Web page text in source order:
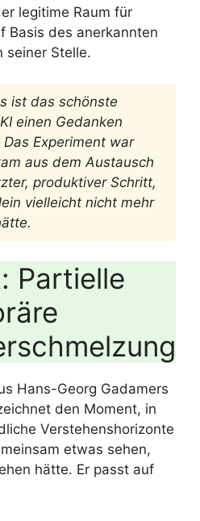
legitime Raum für
Basis des anerkannten
seiner Stelle.
ist das schönste
einen Gedanken
Experiment war
aus dem Austausch
produktiver Schritt,
vielleicht nicht mehr
Partielle
Hans-Georg Gadamers
den Moment, in
Verstehenshorizonte
etwas sehen,
hätte. Er passt auf